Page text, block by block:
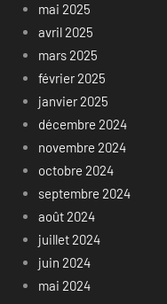
mai 2025
avril 2025
mars 2025
février 2025
janvier 2025
décembre 2024
novembre 2024
octobre 2024
septembre 2024
août 2024
juillet 2024
juin 2024
mai 2024